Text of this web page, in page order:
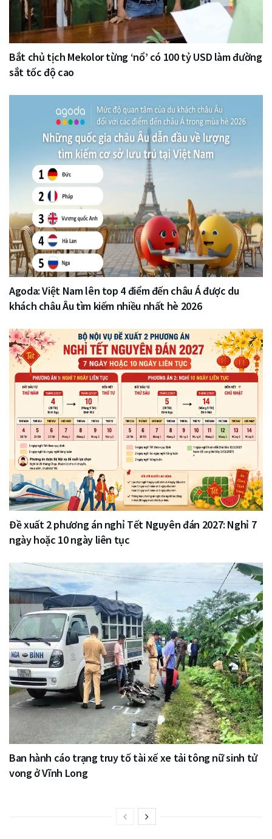
Bắt chủ tịch Mekolor từng ‘nổ’ có 100 tỷ USD làm đường
sắt tốc độ cao
Agoda: Việt Nam lên top 4 điểm đến châu Á được du
khách châu Âu tìm kiếm nhiều nhất hè 2026
Đề xuất 2 phương án nghỉ Tết Nguyên đán 2027: Nghỉ 7
ngày hoặc 10 ngày liên tục
Ban hành cáo trạng truy tố tài xế xe tải tông nữ sinh tử
vong ở Vĩnh Long